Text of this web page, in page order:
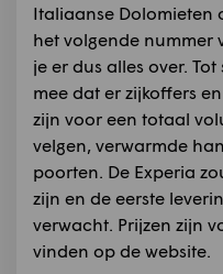
Italiaanse Dolomieten
het volgende nummer
je er dus alles over.
mee dat er zijkoffers
zijn voor een totaal
velgen, verwarmde
poorten. De Experia
zijn en de eerste
verwacht. Prijzen zijn
vinden op de website.